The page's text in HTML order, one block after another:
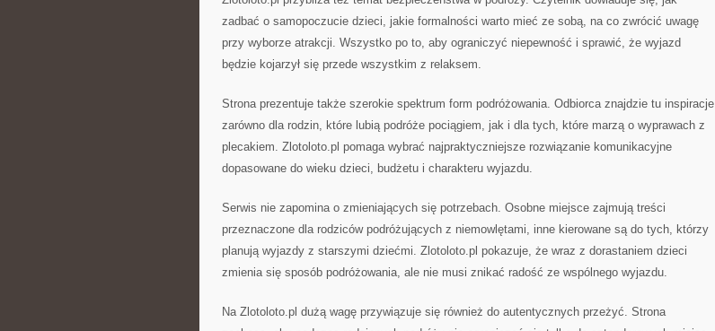
zadbać o samopoczucie dzieci, jakie formalności warto mieć ze sobą, na co zwrócić uwagę
przy wyborze atrakcji. Wszystko po to, aby ograniczyć niepewność i sprawić, że wyjazd
będzie kojarzył się przede wszystkim z relaksem.
Strona prezentuje także szerokie spektrum form podróżowania. Odbiorca znajdzie tu inspiracje
zarówno dla rodzin, które lubią podróże pociągiem, jak i dla tych, które marzą o wyprawach z
plecakiem. Zlotoloto.pl pomaga wybrać najpraktyczniejsze rozwiązanie komunikacyjne
dopasowane do wieku dzieci, budżetu i charakteru wyjazdu.
Serwis nie zapomina o zmieniających się potrzebach. Osobne miejsce zajmują treści
przeznaczone dla rodziców podróżujących z niemowlętami, inne kierowane są do tych, którzy
planują wyjazdy z starszymi dziećmi. Zlotoloto.pl pokazuje, że wraz z dorastaniem dzieci
zmienia się sposób podróżowania, ale nie musi znikać radość ze wspólnego wyjazdu.
Na Zlotoloto.pl dużą wagę przywiązuje się również do autentycznych przeżyć. Strona